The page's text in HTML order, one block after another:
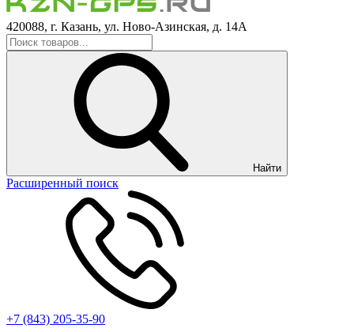
420088, г. Казань, ул. Ново-Азинская, д. 14А
Найти
Расширенный поиск
+7 (843) 205-35-90